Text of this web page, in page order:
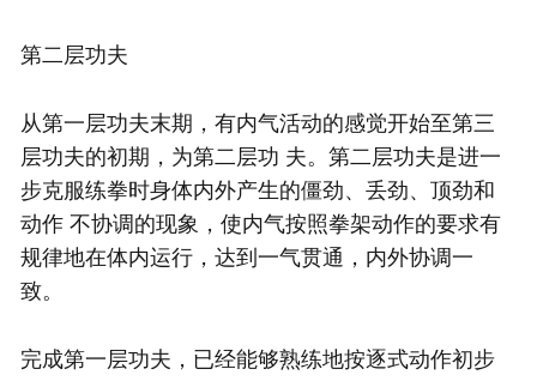
第二层功夫
从第一层功夫末期，有内气活动的感觉开始至第三
层功夫的初期，为第二层功 夫。第二层功夫是进一
步克服练拳时身体内外产生的僵劲、丢劲、顶劲和
动作 不协调的现象，使内气按照拳架动作的要求有
规律地在体内运行，达到一气贯通，内外协调一
致。
完成第一层功夫，已经能够熟练地按逐式动作初步